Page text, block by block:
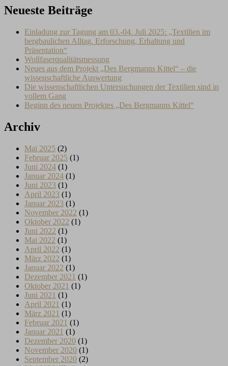
Neueste Beiträge
Einladung zur Tagung am 03.-04. Juli 2025: „Textilien im
bergbaulichen Alltag. Erforschung, Erhaltung und
Präsentation“
Wollfaserqualitätsmessung
Neues aus dem Projekt „Des Bergmanns Kittel“ – die
wissenschaftliche Auswertung
Die wissenschaftlichen Untersuchungen der Textilien sind in
vollem Gang
Beginn des neuen Projektes „Des Bergmanns Kittel“
Archiv
Mai 2025 (2)
Februar 2025 (1)
Juni 2024 (1)
Januar 2024 (1)
Juni 2023 (1)
April 2023 (1)
Januar 2023 (1)
November 2022 (1)
Oktober 2022 (1)
Juni 2022 (1)
Mai 2022 (1)
April 2022 (1)
März 2022 (1)
Januar 2022 (1)
Dezember 2021 (1)
Oktober 2021 (1)
Juni 2021 (1)
April 2021 (1)
März 2021 (1)
Februar 2021 (1)
Januar 2021 (1)
Dezember 2020 (1)
November 2020 (1)
September 2020 (2)